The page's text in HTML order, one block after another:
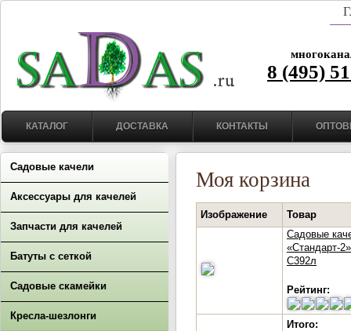
8 (495)
КАТАЛОГ ДОСТАВКА КОНТАКТЫ
Садовые качели
Аксессуары для качелей
Запчасти для качелей
Батуты с сеткой
Садовые скамейки
Кресла-шезлонги
Моя корзина
Изображение
Товар
Садовые
«Стандарт-2»
С392л
Рейтинг:
Итого: